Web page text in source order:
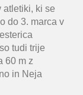
atletiki, ki se
do 3. marca v
tudi trije
60 m z
in Neja